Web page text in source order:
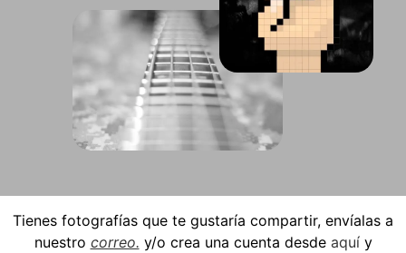
Tienes fotografías que te gustaría compartir, envíalas a
nuestro correo. y/o crea una cuenta desde aquí y